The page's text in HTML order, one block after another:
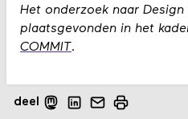
Het onderzoek naar
plaatsgevonden in het
COMMIT.
deel